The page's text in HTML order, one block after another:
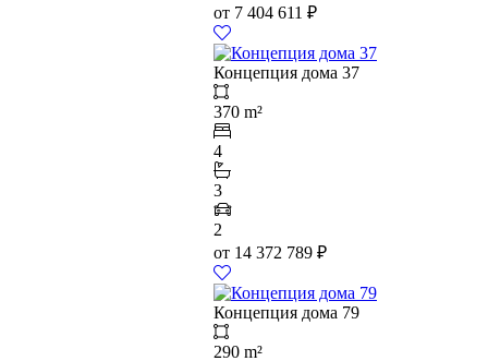
от 7 404 611 ₽
Концепция дома 37
370 m²
4
3
2
от 14 372 789 ₽
Концепция дома 79
290 m²